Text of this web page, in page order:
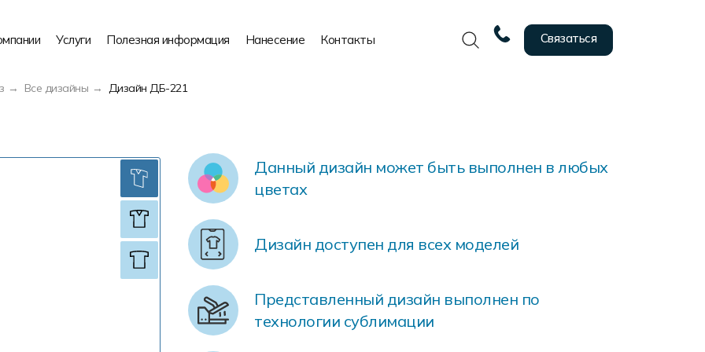
Услуги Полезная информация Нанесение Контакты Связаться
Все дизайны Дизайн ДБ-221
Данный дизайн может быть выполнен в любых
цветах
Дизайн доступен для всех моделей
Представленный дизайн выполнен по
технологии сублимации